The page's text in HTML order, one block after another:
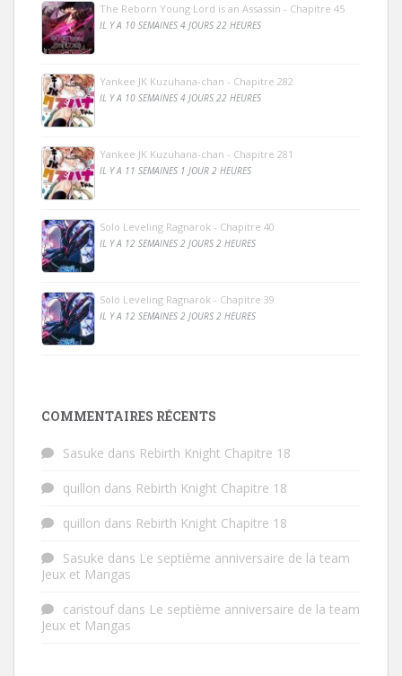
The Reborn Young Lord is an Assassin - Chapitre 45
IL Y A 10 SEMAINES 4 JOURS 22 HEURES
Yankee JK Kuzuhana-chan - Chapitre 282
IL Y A 10 SEMAINES 4 JOURS 22 HEURES
Yankee JK Kuzuhana-chan - Chapitre 281
IL Y A 11 SEMAINES 1 JOUR 2 HEURES
Solo Leveling Ragnarok - Chapitre 40
IL Y A 12 SEMAINES 2 JOURS 2 HEURES
Solo Leveling Ragnarok - Chapitre 39
IL Y A 12 SEMAINES 2 JOURS 2 HEURES
COMMENTAIRES RÉCENTS
Sasuke dans Rebirth Knight Chapitre 18
quillon dans Rebirth Knight Chapitre 18
quillon dans Rebirth Knight Chapitre 18
Sasuke dans Le septième anniversaire de la team
Jeux et Mangas
caristoufdans Le septième anniversaire de la team
Jeux et Mangas